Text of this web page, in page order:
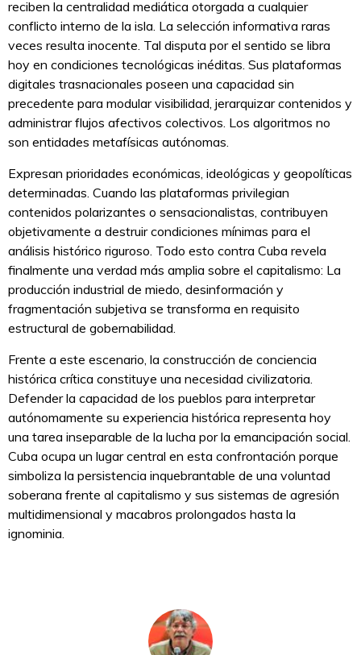
reciben la centralidad mediática otorgada a cualquier
conflicto interno de la isla. La selección informativa raras
veces resulta inocente. Tal disputa por el sentido se libra
hoy en condiciones tecnológicas inéditas. Sus plataformas
digitales trasnacionales poseen una capacidad sin
precedente para modular visibilidad, jerarquizar contenidos y
administrar flujos afectivos colectivos. Los algoritmos no
son entidades metafísicas autónomas.
Expresan prioridades económicas, ideológicas y geopolíticas
determinadas. Cuando las plataformas privilegian
contenidos polarizantes o sensacionalistas, contribuyen
objetivamente a destruir condiciones mínimas para el
análisis histórico riguroso. Todo esto contra Cuba revela
finalmente una verdad más amplia sobre el capitalismo: La
producción industrial de miedo, desinformación y
fragmentación subjetiva se transforma en requisito
estructural de gobernabilidad.
Frente a este escenario, la construcción de conciencia
histórica crítica constituye una necesidad civilizatoria.
Defender la capacidad de los pueblos para interpretar
autónomamente su experiencia histórica representa hoy
una tarea inseparable de la lucha por la emancipación social.
Cuba ocupa un lugar central en esta confrontación porque
simboliza la persistencia inquebrantable de una voluntad
soberana frente al capitalismo y sus sistemas de agresión
multidimensional y macabros prolongados hasta la
ignominia.